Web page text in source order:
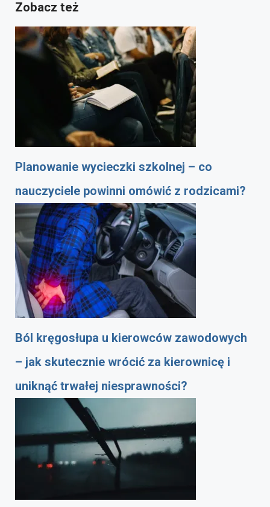
Zobacz też
Planowanie wycieczki szkolnej – co
nauczyciele powinni omówić z rodzicami?
Ból kręgosłupa u kierowców zawodowych
– jak skutecznie wrócić za kierownicę i
uniknąć trwałej niesprawności?